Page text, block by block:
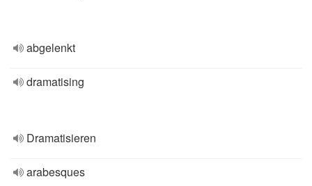
abgelenkt
dramatising
Dramatisieren
arabesques